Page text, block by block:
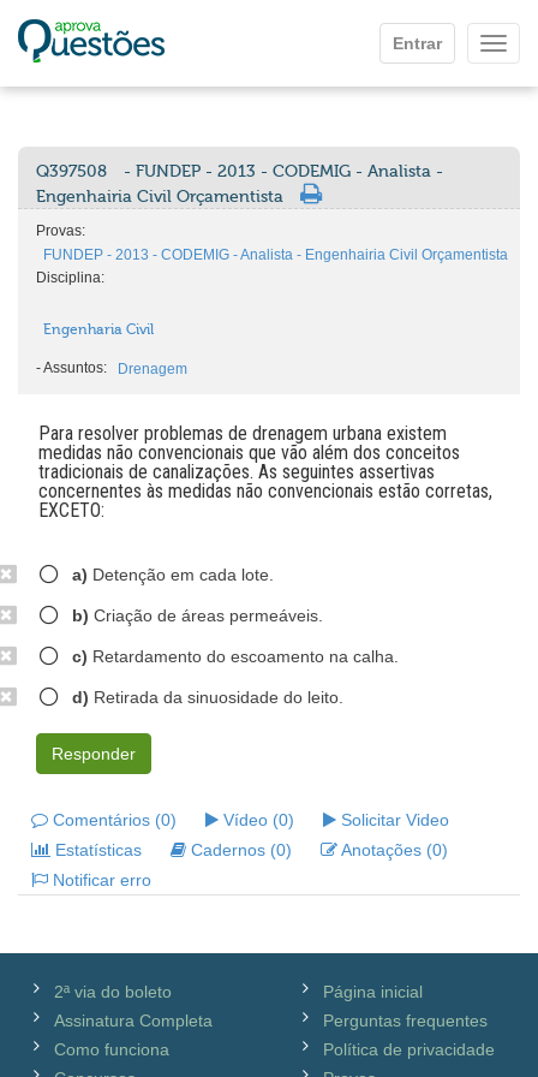
Entrar
Q397508
- FUNDEP - 2013 - CODEMIG - Analista -
Engenhairia Civil Orçamentista
Provas:
FUNDEP - 2013 - CODEMIG - Analista - Engenhairia Civil Orçamentista
Disciplina:
Engenharia Civil
-Assuntos: Drenagem
Para resolver problemas de drenagem urbana existem
medidas não convencionais que vão além dos conceitos
tradicionais de canalizações. As seguintes assertivas
concernentes às medidas não convencionais estão corretas,
EXCETO:
a) Detenção em cada lote.
b) Criação de áreas permeáveis.
c) Retardamento do escoamento na calha.
d) Retirada da sinuosidade do leito.
Responder
Comentários (0) Vídeo (0)
Solicitar Video
Estatísticas
Cadernos (0)
Anotações (0)
Notificar erro
2ª via do boleto
Assinatura Completa
Como funciona
Página inicial
Perguntas frequentes
Política de privacidade